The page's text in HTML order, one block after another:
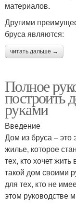
материалов.
Другими
бруса являются:
читать дальше →
Полное
построить
руками
Введение
Дом из бруса – это
жилье, которое
тех, кто хочет
такой дом своими
для тех, кто не
этом руководстве